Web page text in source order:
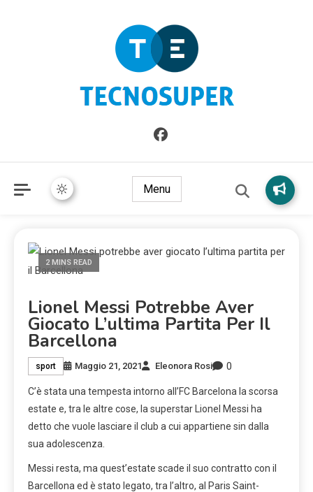
TecnoSuper.net
Informazioni sull'Italia. Seleziona gli argomenti di cui vuoi
saperne di più
Menu
2 MINS READ
Lionel Messi Potrebbe Aver
Giocato L’ultima Partita Per Il
Barcellona
sport Maggio 21, 2021 Eleonora Rosi 0
C’è stata una tempesta intorno all’FC Barcelona la scorsa
estate e, tra le altre cose, la superstar Lionel Messi ha
detto che vuole lasciare il club a cui appartiene sin dalla
sua adolescenza.
Messi resta, ma quest’estate scade il suo contratto con il
Barcellona ed è stato legato, tra l’altro, al Paris Saint-